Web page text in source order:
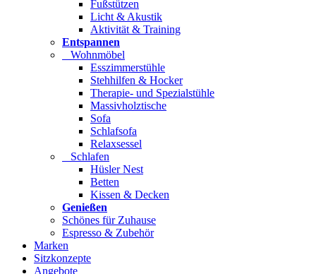
Fußstützen
Licht & Akustik
Aktivität & Training
Entspannen
Wohnmöbel
Esszimmerstühle
Stehhilfen & Hocker
Therapie- und Spezialstühle
Massivholztische
Sofa
Schlafsofa
Relaxsessel
Schlafen
Hüsler Nest
Betten
Kissen & Decken
Genießen
Schönes für Zuhause
Espresso & Zubehör
Marken
Sitzkonzepte
Angebote